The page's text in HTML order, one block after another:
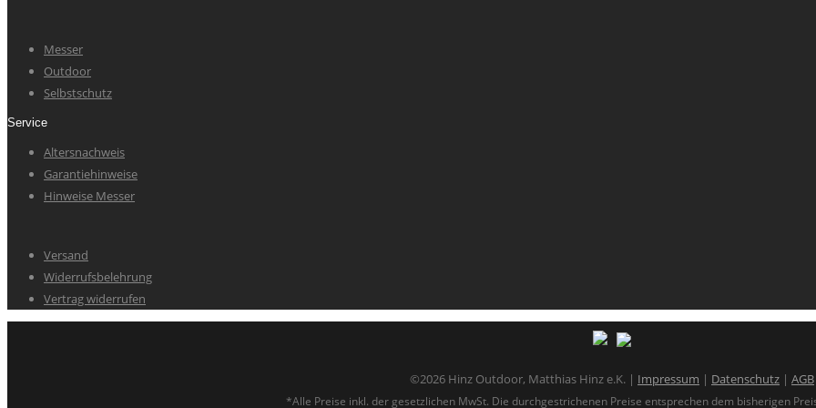
Messer
Outdoor
Selbstschutz
Service
Altersnachweis
Garantiehinweise
Hinweise Messer
Versand
Widerrufsbelehrung
Vertrag widerrufen
©2026 Hinz Outdoor, Matthias Hinz e.K. | Impressum | Datenschutz | AGB
*Alle Preise inkl. der gesetzlichen MwSt. Die durchgestrichenen Preise entsprechen dem bisherigen